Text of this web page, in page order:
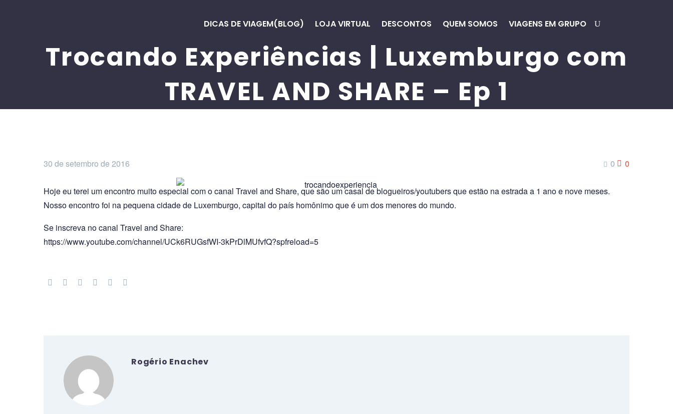
DICAS DE VIAGEM(BLOG) LOJA VIRTUAL DESCONTOS QUEM SOMOS VIAGENS EM GRUPO
Trocando Experiências | Luxemburgo com
TRAVEL AND SHARE – Ep 1
0 0
30 de setembro de 2016
Hoje eu terei um encontro muito especial com o canal Travel and Share, que são um casal de blogueiros/youtubers que estão na estrada a 1 ano e nove meses.
Nosso encontro foi na pequena cidade de Luxemburgo, capital do país homônimo que é um dos menores do mundo.
Se inscreva no canal Travel and Share:
https://www.youtube.com/channel/UCk6RUGsfWI-3kPrDlMUfvfQ?spfreload=5
Rogério Enachev